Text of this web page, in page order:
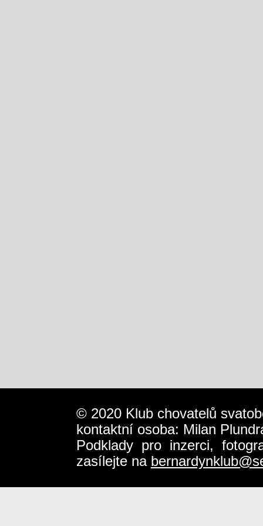
© 2020 Klub chovatelů
kontaktní osoba: Milan
Podklady pro inzerci,
zasílejte na